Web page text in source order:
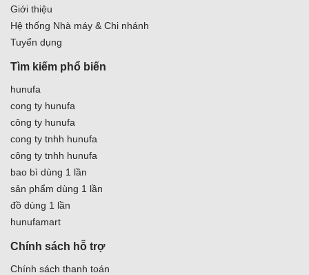
Giới thiệu
Hệ thống Nhà máy & Chi nhánh
Tuyển dụng
Tìm kiếm phổ biến
hunufa
cong ty hunufa
công ty hunufa
cong ty tnhh hunufa
công ty tnhh hunufa
bao bì dùng 1 lần
sản phẩm dùng 1 lần
đồ dùng 1 lần
hunufamart
Chính sách hỗ trợ
Chính sách thanh toán